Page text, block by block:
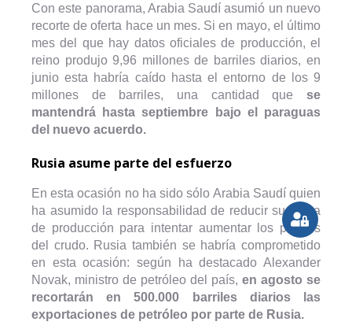
Con este panorama, Arabia Saudí asumió un nuevo
recorte de oferta hace un mes. Si en mayo, el último
mes del que hay datos oficiales de producción, el
reino produjo 9,96 millones de barriles diarios, en
junio esta habría caído hasta el entorno de los 9
millones de barriles, una cantidad que se
mantendrá hasta septiembre bajo el paraguas
del nuevo acuerdo.
Rusia asume parte del esfuerzo
En esta ocasión no ha sido sólo Arabia Saudí quien
ha asumido la responsabilidad de reducir su cuota
de producción para intentar aumentar los precios
del crudo. Rusia también se habría comprometido
en esta ocasión: según ha destacado Alexander
Novak, ministro de petróleo del país, en agosto se
recortarán en 500.000 barriles diarios las
exportaciones de petróleo por parte de Rusia.